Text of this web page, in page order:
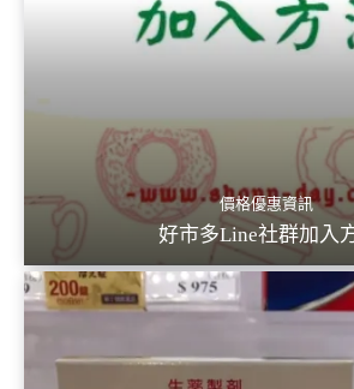
價格優惠資訊
好市多Line社群加入